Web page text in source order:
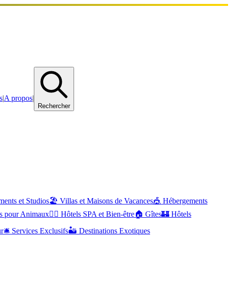
|A propos|
Rechercher
et Studios🏖️ Villas et Maisons de Vacances🎪 Hébergements
pour Animaux🧖‍♂️ Hôtels SPA et Bien-être🏠 Gîtes🏰 Hôtels
🛎️ Services Exclusifs🏜️ Destinations Exotiques